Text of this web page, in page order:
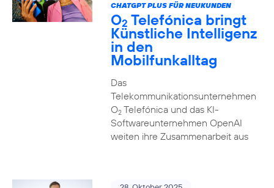
CHATGPT PLUS FÜR NEUKUNDEN
O2 Telefónica bringt
Künstliche Intelligenz
in den
Mobilfunkalltag
Das
Telekommunikationsunternehmen
O2Telefónica und das KI-
Softwareunternehmen OpenAI
weiten ihre Zusammenarbeit aus